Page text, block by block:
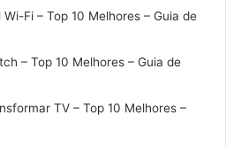
Fi – Top 10 Melhores – Guia de
– Top 10 Melhores – Guia de
TV – Top 10 Melhores –